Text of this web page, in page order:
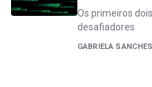
Os primeiros
desafiadores
GABRIELA